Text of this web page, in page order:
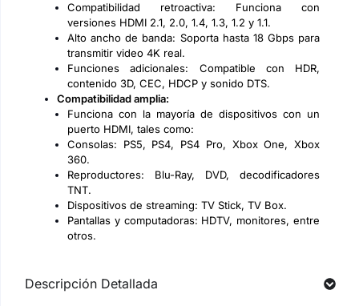
Compatibilidad retroactiva: Funciona con
versiones HDMI 2.1, 2.0, 1.4, 1.3, 1.2 y 1.1.
Alto ancho de banda: Soporta hasta 18 Gbps para
transmitir video 4K real.
Funciones adicionales: Compatible con HDR,
contenido 3D, CEC, HDCP y sonido DTS.
Compatibilidad amplia:
Funciona con la mayoría de dispositivos con un
puerto HDMI, tales como:
Consolas: PS5, PS4, PS4 Pro, Xbox One, Xbox
360.
Reproductores: Blu-Ray, DVD, decodificadores
TNT.
Dispositivos de streaming: TV Stick, TV Box.
Pantallas y computadoras: HDTV, monitores, entre
otros.
Descripción Detallada